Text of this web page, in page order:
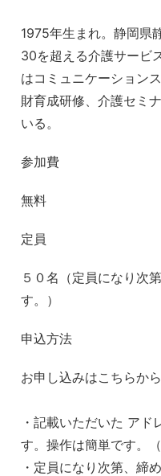
1975年生まれ。静岡県
30を超える介護サービ
はコミュニケーション
財育成研修、介護セミ
いる。
参加費
無料
定員
５０名（定員になり次
す。）
申込方法
お申し込みはこちらから
・記載いただいた アド
す。操作は簡単です。
・定員になり次第、締